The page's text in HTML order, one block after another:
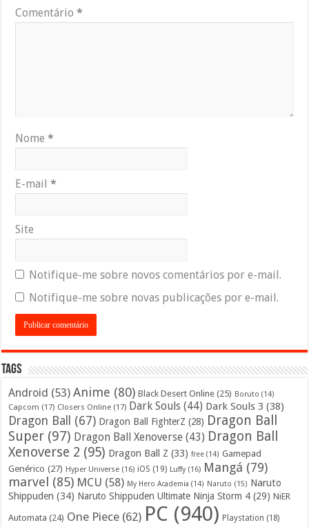
Comentário*
Nome*
E-mail*
Site
Notifique-me sobre novos comentários por e-mail.
Notifique-me sobre novas publicações por e-mail.
Tags
Android (53) Anime (80) Black Desert Online (25) Boruto (14)
Capcom (17) Closers Online (17) Dark Souls (44) Dark Souls 3 (38)
Dragon Ball (67) Dragon Ball FighterZ (28) Dragon Ball
Super (97) Dragon Ball Xenoverse (43) Dragon Ball
Xenoverse 2 (95) Dragon Ball Z (33) free (14) Gamepad
Genérico (27) Hyper Universe (16) iOS (19) Luffy(16) Mangá (79)
marvel (85) MCU (58) My Hero Academia (14) Naruto (15) Naruto
Shippuden (34) Naruto Shippuden Ultimate Ninja Storm 4 (29) NiER
Automata (24) One Piece (62) PC (940) Playstation (18)